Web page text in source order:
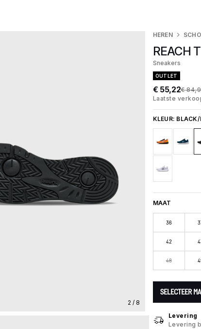
2 / 8
HEREN
REACH
Sneakers
OUTLET
€ 55,22€
Laatste
KLEUR: BLACK/
MAAT
36
42
48
SELECTEER
Levering
Levering